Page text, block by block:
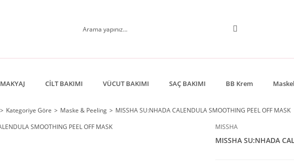
MAKYAJ CİLT BAKIMI VÜCUT BAKIMI SAÇ BAKIMI BB Krem
Kategoriye Göre Maske & Peeling
MISSHA SU:NHADA CALENDULA SMOOTHING PEEL OFF MASK
MISSHA
MISSHA SU:NHADA